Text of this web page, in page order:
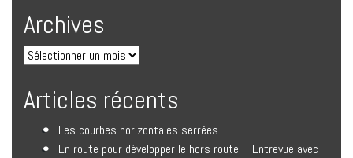
Archives
Articles récents
Les courbes horizontales serrées
En route pour développer le hors route – Entrevue avec